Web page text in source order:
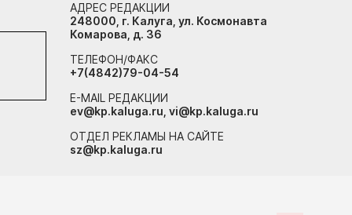
АДРЕС РЕДАКЦИИ
248000, г. Калуга, ул. Космонавта
Комарова, д. 36
ТЕЛЕФОН/ФАКС
+7(4842)79-04-54
E-MAIL РЕДАКЦИИ
ev@kp.kaluga.ru, vi@kp.kaluga.ru
ОТДЕЛ РЕКЛАМЫ НА САЙТЕ
sz@kp.kaluga.ru